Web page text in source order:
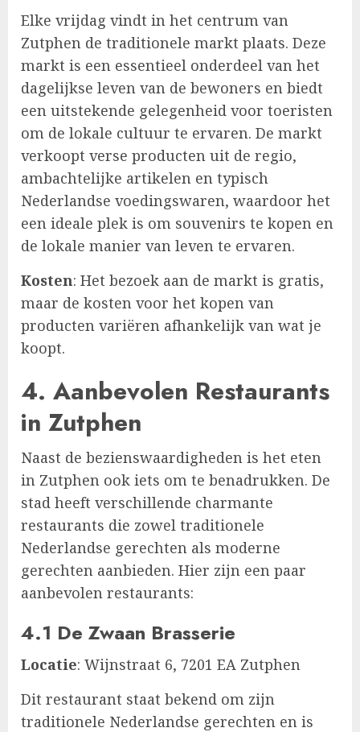
Elke vrijdag vindt in het centrum van
Zutphen de traditionele markt plaats. Deze
markt is een essentieel onderdeel van het
dagelijkse leven van de bewoners en biedt
een uitstekende gelegenheid voor toeristen
om de lokale cultuur te ervaren. De markt
verkoopt verse producten uit de regio,
ambachtelijke artikelen en typisch
Nederlandse voedingswaren, waardoor het
een ideale plek is om souvenirs te kopen en
de lokale manier van leven te ervaren.
Kosten: Het bezoek aan de markt is gratis,
maar de kosten voor het kopen van
producten variëren afhankelijk van wat je
koopt.
4. Aanbevolen Restaurants
in Zutphen
Naast de bezienswaardigheden is het eten
in Zutphen ook iets om te benadrukken. De
stad heeft verschillende charmante
restaurants die zowel traditionele
Nederlandse gerechten als moderne
gerechten aanbieden. Hier zijn een paar
aanbevolen restaurants:
4.1 De Zwaan Brasserie
Locatie: Wijnstraat 6, 7201 EA Zutphen
Dit restaurant staat bekend om zijn
traditionele Nederlandse gerechten en is